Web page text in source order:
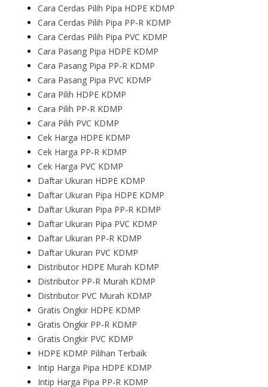
Cara Cerdas Pilih Pipa HDPE KDMP
Cara Cerdas Pilih Pipa PP-R KDMP
Cara Cerdas Pilih Pipa PVC KDMP
Cara Pasang Pipa HDPE KDMP
Cara Pasang Pipa PP-R KDMP
Cara Pasang Pipa PVC KDMP
Cara Pilih HDPE KDMP
Cara Pilih PP-R KDMP
Cara Pilih PVC KDMP
Cek Harga HDPE KDMP
Cek Harga PP-R KDMP
Cek Harga PVC KDMP
Daftar Ukuran HDPE KDMP
Daftar Ukuran Pipa HDPE KDMP
Daftar Ukuran Pipa PP-R KDMP
Daftar Ukuran Pipa PVC KDMP
Daftar Ukuran PP-R KDMP
Daftar Ukuran PVC KDMP
Distributor HDPE Murah KDMP
Distributor PP-R Murah KDMP
Distributor PVC Murah KDMP
Gratis Ongkir HDPE KDMP
Gratis Ongkir PP-R KDMP
Gratis Ongkir PVC KDMP
HDPE KDMP Pilihan Terbaik
Intip Harga Pipa HDPE KDMP
Intip Harga Pipa PP-R KDMP